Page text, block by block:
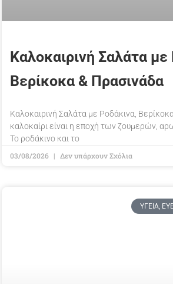
Καλοκαιρινή Σαλάτα με
Βερίκοκα & Πρασινάδα
Καλοκαιρινή Σαλάτα με Ροδάκινα,
καλοκαίρι είναι η εποχή των ζουμερών,
Το ροδάκινο και το
03/08/2026
Δεν υπάρχουν Σχόλια
ΥΓΕΊΑ,